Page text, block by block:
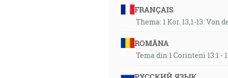
FRANÇAIS
Thema: 1 Kor. 13,1-13: Von
ROMÂNA
Tema din 1 Corinteni 13:1 -